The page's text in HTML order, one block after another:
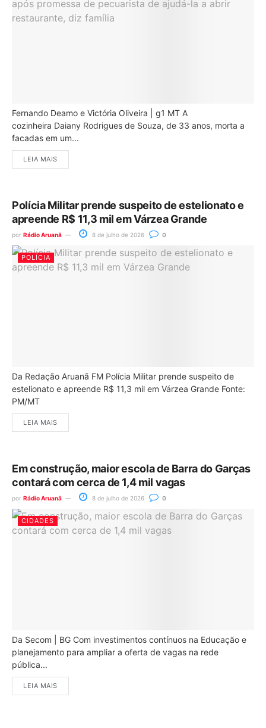
Fernando Deamo e Victória Oliveira | g1 MT A
cozinheira Daiany Rodrigues de Souza, de 33 anos, morta a
facadas em um...
LEIA MAIS
Polícia Militar prende suspeito de estelionato e
apreende R$ 11,3 mil em Várzea Grande
por Rádio Aruanã 8 de julho de 2026 0
POLÍCIA
Da Redação Aruanã FM Polícia Militar prende suspeito de
estelionato e apreende R$ 11,3 mil em Várzea Grande Fonte:
PM/MT
LEIA MAIS
Em construção, maior escola de Barra do Garças
contará com cerca de 1,4 mil vagas
por Rádio Aruanã 8 de julho de 2026 0
CIDADES
Da Secom | BG Com investimentos contínuos na Educação e
planejamento para ampliar a oferta de vagas na rede
pública...
LEIA MAIS